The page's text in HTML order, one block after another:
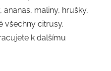
maliny, hrušky,
všechny citrusy.
k dalšímu